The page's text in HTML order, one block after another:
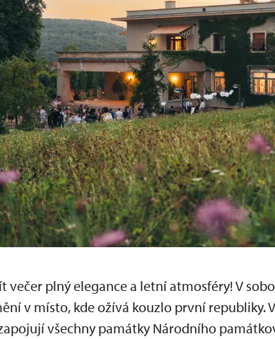
večer plný elegance a letní atmosféry! V
v místo, kde ožívá kouzlo první republiky.
všechny památky Národního